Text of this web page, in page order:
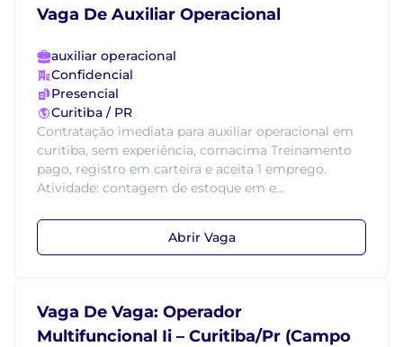
Vaga De Auxiliar Operacional
auxiliar operacional
Confidencial
Presencial
Curitiba / PR
Contratação imediata para auxiliar operacional em
curitiba, sem experiência, comacima Treinamento
pago, registro em carteira e aceita 1 emprego.
Atividade: contagem de estoque em e...
Abrir Vaga
Vaga De Vaga: Operador
Multifuncional Ii – Curitiba/Pr (Campo